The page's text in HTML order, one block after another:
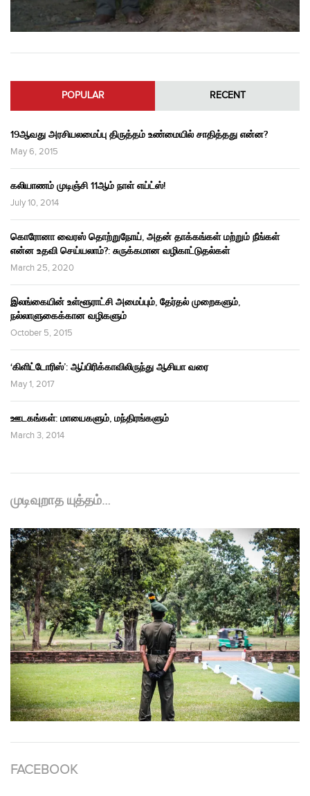
POPULAR RECENT
19ஆவது அரசியலமைப்பு திருத்தம் உண்மையில் சாதித்தது என்ன?
May 6, 2015
கலியாணம் முடிஞ்சி 11ஆம் நாள் எய்ட்ஸ்!
July 10, 2014
கொரோனா வைரஸ் தொற்றுநோய், அதன் தாக்கங்கள் மற்றும் நீங்கள்
என்ன உதவி செய்யலாம்?: சுருக்கமான வழிகாட்டுதல்கள்
March 25, 2020
இலங்கையின் உள்ளூராட்சி அமைப்பும், தேர்தல் முறைகளும்,
நல்லாளுகைக்கான வழிகளும்
October 5, 2015
‘கிளிட்டோரிஸ்’: ஆப்பிரிக்காவிலிருந்து ஆசியா வரை
May 1, 2017
ஊடகங்கள்: மாயைகளும், மந்திரங்களும்
March 3, 2014
முடிவுறாத யுத்தம்…
FACEBOOK